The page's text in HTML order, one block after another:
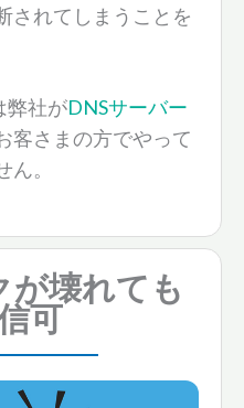
されてしまうことを
弊社がDNSサーバー
客さまの方でやって
。
が壊れても
可